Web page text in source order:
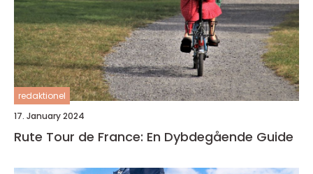
redaktionel
17. January 2024
Rute Tour de France: En Dybdegående Guide